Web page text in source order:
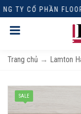
TY CỔ PHẦN
Trang chủ → Lamton
SALE